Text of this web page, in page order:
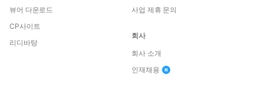
뷰어 다운로드
CP사이트
리디바탕
사업 제휴 문의
회사
회사 소개
인재채용